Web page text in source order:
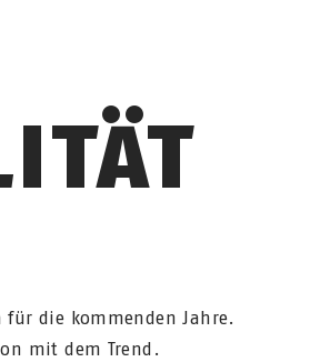
die kommenden Jahre.
mit dem Trend.